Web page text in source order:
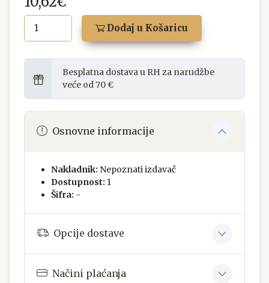
Dodaj u Košaricu
Besplatna dostava u RH za narudžbe
veće od 70 €
Osnovne informacije
Nakladnik: Nepoznati izdavač
Dostupnost: 1
Šifra: -
Opcije dostave
Načini plaćanja